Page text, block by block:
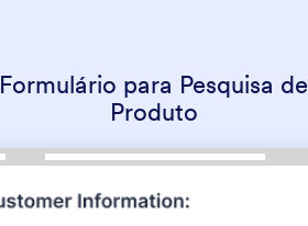
Formulário para Pesquisa de
Produto